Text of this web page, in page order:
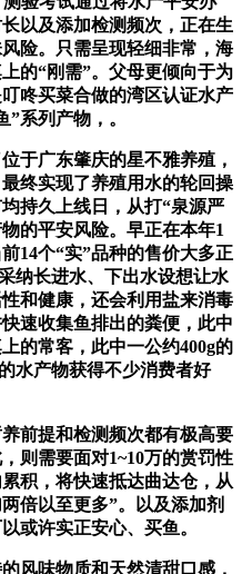
以及添加检测频次，正在生
险。只需呈现轻细非常，海
的“刚需”。父母更倾向于为
咚买菜合做的湾区认证水产
系列产物，。
广东肇庆的星不雅养殖，
终实现了养殖用水的轮回操
持久上线日，从打“泉源严
的平安风险。早正在本年1
14个“实”品种的售价大多正
纳长进水、下出水设想让水
和健康，还会利用盐来消毒
速收集鱼排出的粪便，此中
的常客，此中一公约400g的
水产物获得不少消费者好
提和检测频次都有极高要
则需要面对1~10万的赏罚性
积，将快速抵达曲达仓，从
倍以至更多”。以及添加剂
或许实正安心、买鱼。
味物质和天然清甜口感，